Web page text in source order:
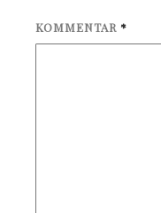
KOMMENTAR *